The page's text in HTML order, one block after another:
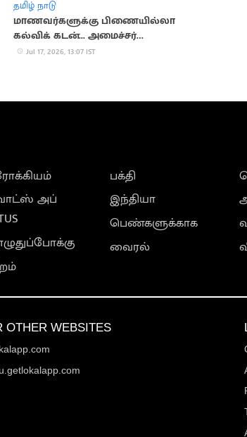
தமிழ் நாடு
மாணவர்களுக்கு பிணையில்லா
கல்விக் கடன்... அமைச்சர்
அறிவிப்பு
Jul 17, 2026, 13:07 IST
அப்
பக்தி
இந்தியா
பெண்களுக்காக
வைரல்
OTHER WEBSITES